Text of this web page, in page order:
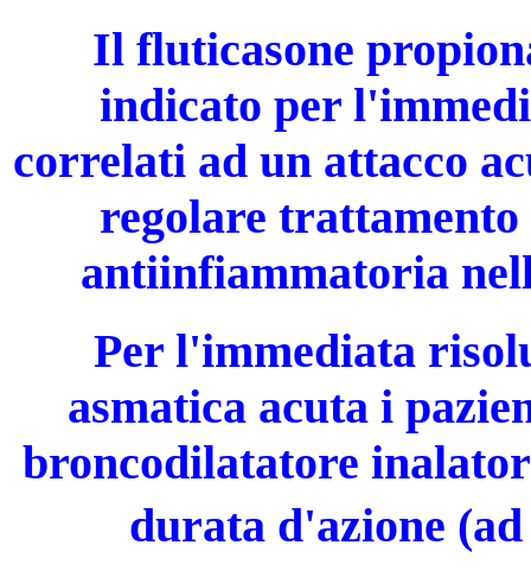
Il fluticasone
indicato per
correlati ad un attacco
regolare
antiinfiammatoria
Per l'immediata
asmatica acuta i
broncodilatatore
durata d'azione